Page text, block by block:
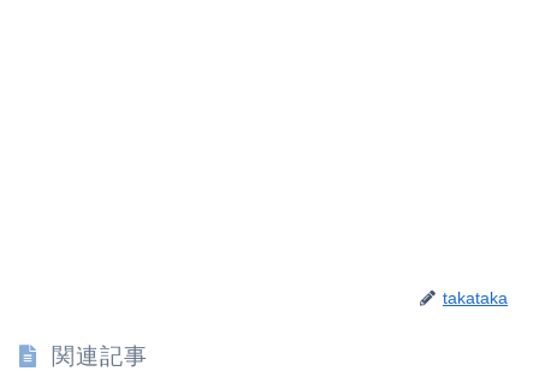
takataka
関連記事